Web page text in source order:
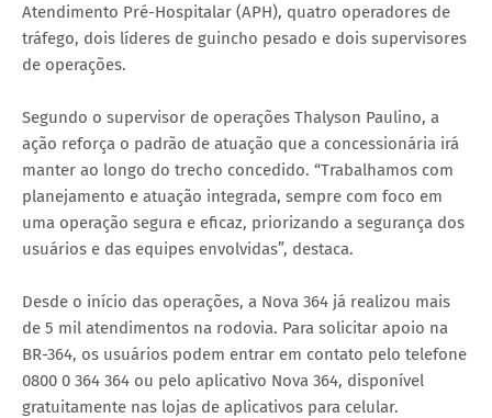
Atendimento Pré-Hospitalar (APH), quatro operadores de
tráfego, dois líderes de guincho pesado e dois supervisores
de operações.
Segundo o supervisor de operações Thalyson Paulino, a
ação reforça o padrão de atuação que a concessionária irá
manter ao longo do trecho concedido. “Trabalhamos com
planejamento e atuação integrada, sempre com foco em
uma operação segura e eficaz, priorizando a segurança dos
usuários e das equipes envolvidas”, destaca.
Desde o início das operações, a Nova 364 já realizou mais
de 5 mil atendimentos na rodovia. Para solicitar apoio na
BR-364, os usuários podem entrar em contato pelo telefone
0800 0 364 364 ou pelo aplicativo Nova 364, disponível
gratuitamente nas lojas de aplicativos para celular.